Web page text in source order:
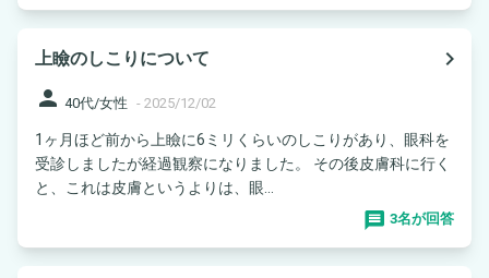
上瞼のしこりについて
navigate_next
person 40代/女性 - 2025/12/02
1ヶ月ほど前から上瞼に6ミリくらいのしこりがあり、眼科を
受診しましたが経過観察になりました。 その後皮膚科に行く
と、これは皮膚というよりは、眼...
3名が回答